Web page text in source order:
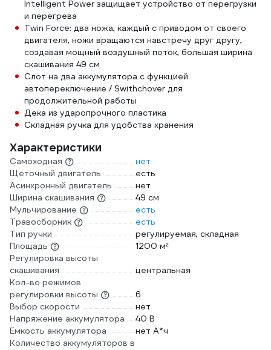
Intelligent Power защищает устройство от перегрузки
и перегрева
Twin Force: два ножа, каждый с приводом от своего
двигателя, ножи вращаются навстречу друг другу,
создавая мощный воздушный поток, большая ширина
скашивания 49 см
Слот на два аккумулятора с функцией
автопереключение / Swithchover для
продолжительной работы
Дека из ударопрочного пластика
Складная ручка для удобства хранения
Характеристики
Самоходная
нет
Щеточный двигатель
есть
Асинхронный двигатель
нет
Ширина скашивания
49 см
Мульчирование
есть
Травосборник
есть
Тип ручки
регулируемая, складная
Площадь
1200 м²
Регулировка высоты
скашивания
центральная
Кол-во режимов
регулировки высоты
6
Выбор скорости
нет
Напряжение аккумулятора
40 В
Емкость аккумулятора
нет А*ч
Количество аккумуляторов в